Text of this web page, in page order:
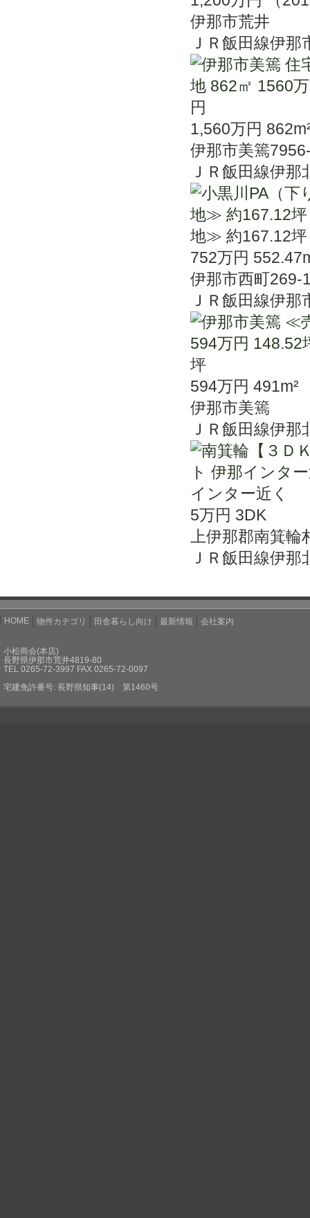
伊那市荒井
ＪＲ飯田線伊那
円
1,560万円
伊那市美篶
ＪＲ飯田線伊那
地≫ 約167.12坪
752万円
伊那市西町269-
ＪＲ飯田線伊那
坪
594万円 491m²
伊那市美篶
ＪＲ飯田線伊那
インター近く
5万円 3DK
上伊那郡南箕輪
ＪＲ飯田線伊那
HOME 物件カテゴリ 田舎暮らし向け 最新情報 会社案内
小松商会(本店)
長野県伊那市荒井4819-80
TEL 0265-72-3997 FAX 0265-72-0097
宅建免許番号: 長野県知事(14) 第1460号